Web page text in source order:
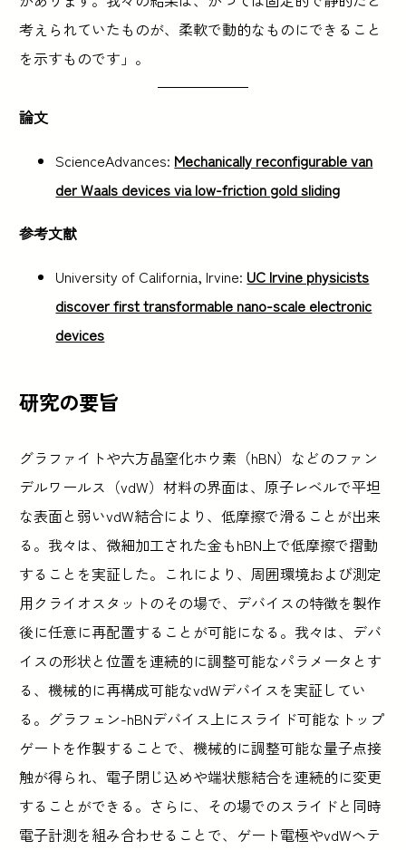
考えられていたものが、柔軟で動的なものにできること
を示すものです」。
論文
ScienceAdvances: Mechanically reconfigurable van
der Waals devices via low-friction gold sliding
参考文献
University of California, Irvine: UC Irvine physicists
discover first transformable nano-scale electronic
devices
研究の要旨
グラファイトや六方晶窒化ホウ素（hBN）などのファン
デルワールス（vdW）材料の界面は、原子レベルで平坦
な表面と弱いvdW結合により、低摩擦で滑ることが出来
る。我々は、微細加工された金もhBN上で低摩擦で摺動
することを実証した。これにより、周囲環境および測定
用クライオスタットのその場で、デバイスの特徴を製作
後に任意に再配置することが可能になる。我々は、デバ
イスの形状と位置を連続的に調整可能なパラメータとす
る、機械的に再構成可能なvdWデバイスを実証してい
る。グラフェン-hBNデバイス上にスライド可能なトップ
ゲートを作製することで、機械的に調整可能な量子点接
触が得られ、電子閉じ込めや端状態結合を連続的に変更
することができる。さらに、その場でのスライドと同時
電子計測を組み合わせることで、ゲート電極やvdWヘテ